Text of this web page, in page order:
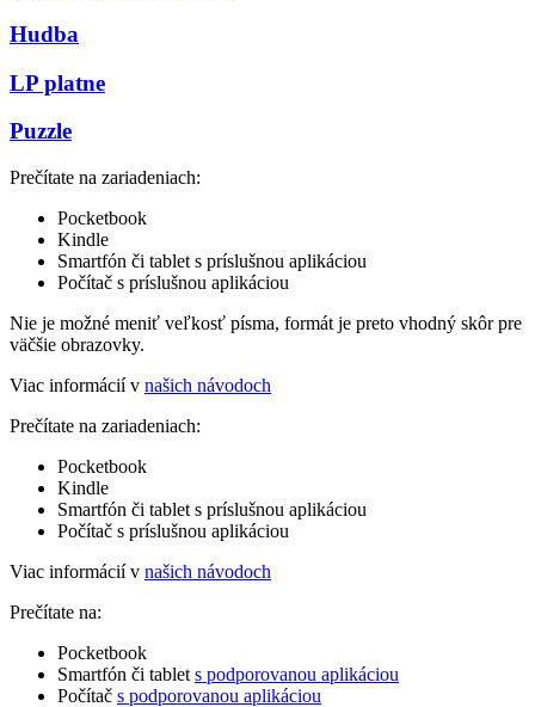
Hudba
LP platne
Puzzle
Prečítate na zariadeniach:
Pocketbook
Kindle
Smartfón či tablet s príslušnou aplikáciou
Počítač s príslušnou aplikáciou
Nie je možné meniť veľkosť písma, formát je preto vhodný skôr pre
väčšie obrazovky.
Viac informácií v našich návodoch
Prečítate na zariadeniach:
Pocketbook
Kindle
Smartfón či tablet s príslušnou aplikáciou
Počítač s príslušnou aplikáciou
Viac informácií v našich návodoch
Prečítate na:
Pocketbook
Smartfón či tablet s podporovanou aplikáciou
Počítač s podporovanou aplikáciou